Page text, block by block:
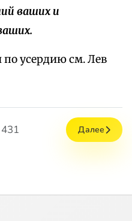
ваших и
усердию см. Лев
Далее